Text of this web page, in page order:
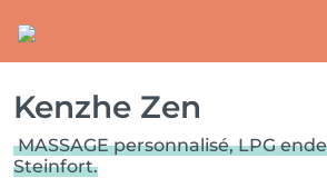
Kenzhe Zen
MASSAGE personnalisé, LPG
Steinfort.